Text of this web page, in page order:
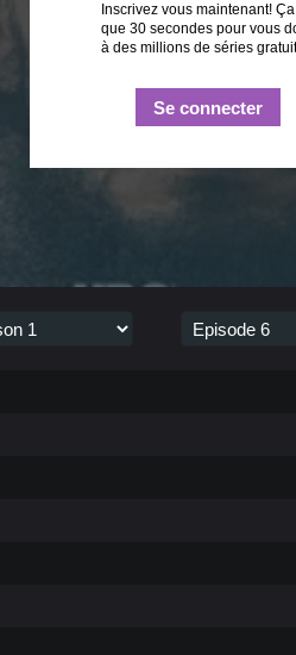
Inscrivez vous maintenant!
que 30 secondes pour vous
à des millions de séries
Se connecter